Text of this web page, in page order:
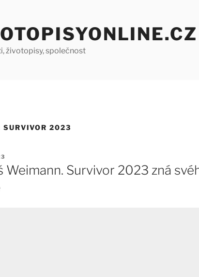
životopisy, společnost
SURVIVOR 2023
Weimann. Survivor 2023 zná